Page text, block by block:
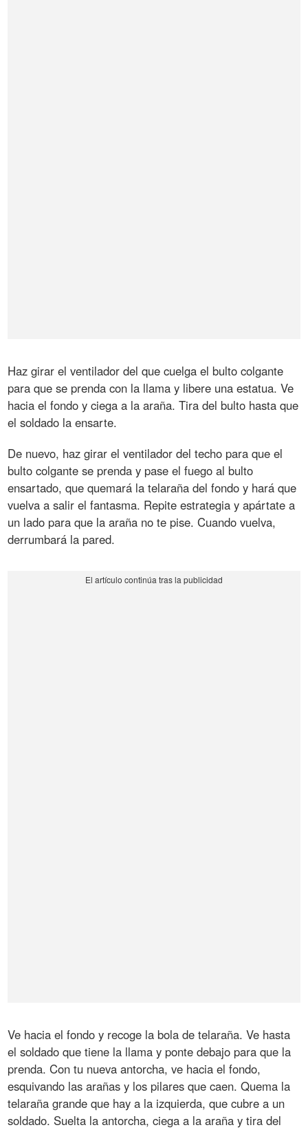
Haz girar el ventilador del que cuelga el bulto colgante
para que se prenda con la llama y libere una estatua. Ve
hacia el fondo y ciega a la araña. Tira del bulto hasta que
el soldado la ensarte.
De nuevo, haz girar el ventilador del techo para que el
bulto colgante se prenda y pase el fuego al bulto
ensartado, que quemará la telaraña del fondo y hará que
vuelva a salir el fantasma. Repite estrategia y apártate a
un lado para que la araña no te pise. Cuando vuelva,
derrumbará la pared.
Ve hacia el fondo y recoge la bola de telaraña. Ve hasta
el soldado que tiene la llama y ponte debajo para que la
prenda. Con tu nueva antorcha, ve hacia el fondo,
esquivando las arañas y los pilares que caen. Quema la
telaraña grande que hay a la izquierda, que cubre a un
soldado. Suelta la antorcha, ciega a la araña y tira del